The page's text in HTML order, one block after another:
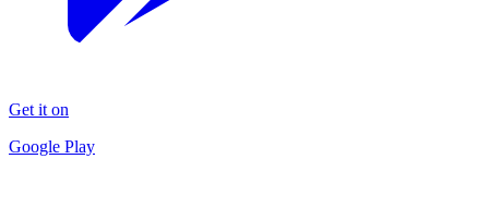
Get it on
Google Play